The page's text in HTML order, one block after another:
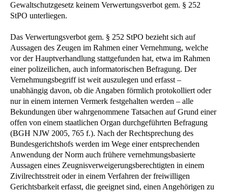
Gewaltschutzgesetz keinem Verwertungsverbot gem. § 252
StPO unterliegen.
Das Verwertungsverbot gem. § 252 StPO bezieht sich auf
Aussagen des Zeugen im Rahmen einer Vernehmung, welche
vor der Hauptverhandlung stattgefunden hat, etwa im Rahmen
einer polizeilichen, auch informatorischen Befragung. Der
Vernehmungsbegriff ist weit auszulegen und erfasst –
unabhängig davon, ob die Angaben förmlich protokolliert oder
nur in einem internen Vermerk festgehalten werden – alle
Bekundungen über wahrgenommene Tatsachen auf Grund einer
offen von einem staatlichen Organ durchgeführten Befragung
(BGH NJW 2005, 765 f.). Nach der Rechtsprechung des
Bundesgerichtshofs werden im Wege einer entsprechenden
Anwendung der Norm auch frühere vernehmungsbasierte
Aussagen eines Zeugnisverweigerungsberechtigten in einem
Zivilrechtsstreit oder in einem Verfahren der freiwilligen
Gerichtsbarkeit erfasst, die geeignet sind, einen Angehörigen zu